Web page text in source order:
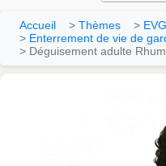
Accueil Thèmes
Enterrement de vie de
Déguisement adulte